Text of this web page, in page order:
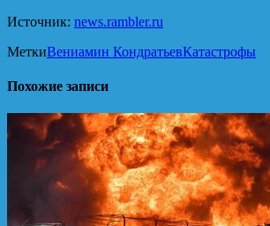
Источник: news.rambler.ru
МеткиВениамин КондратьевКатастрофы
Похожие записи